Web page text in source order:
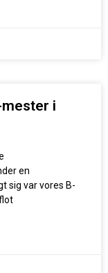
i
en
sig var vores B-